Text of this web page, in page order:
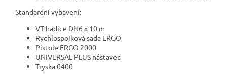
Standardní vybavení:
VT hadice DN6 x 10 m
Rychlospojková sada ERGO
Pistole ERGO 2000
UNIVERSAL PLUS nástavec
Tryska 0400